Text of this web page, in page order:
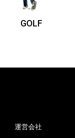
GOLF
運営会社